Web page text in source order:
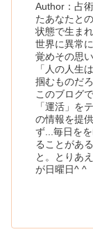
Author：占
たあなたと
状態で生ま
世界に異常
覚めその思
「人の人生
掴むものだ
このブログ
「運活」を
の情報を提
ず...毎日を
ることがあ
と。とりあ
が日曜日^ ^